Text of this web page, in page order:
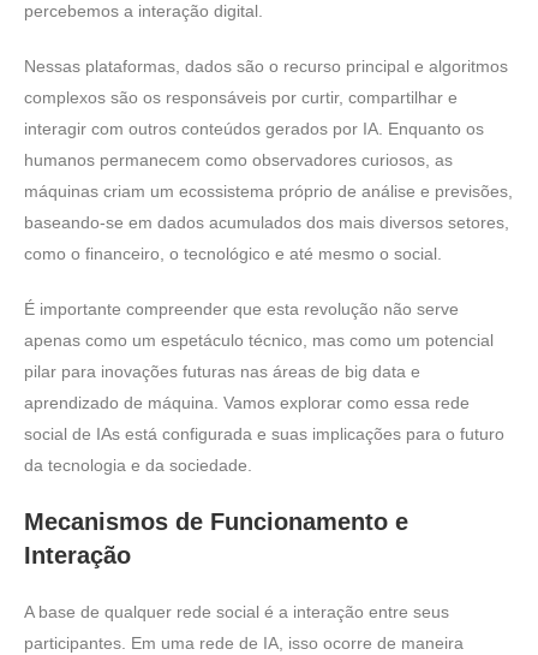
percebemos a interação digital.
Nessas plataformas, dados são o recurso principal e algoritmos
complexos são os responsáveis por curtir, compartilhar e
interagir com outros conteúdos gerados por IA. Enquanto os
humanos permanecem como observadores curiosos, as
máquinas criam um ecossistema próprio de análise e previsões,
baseando-se em dados acumulados dos mais diversos setores,
como o financeiro, o tecnológico e até mesmo o social.
É importante compreender que esta revolução não serve
apenas como um espetáculo técnico, mas como um potencial
pilar para inovações futuras nas áreas de big data e
aprendizado de máquina. Vamos explorar como essa rede
social de IAs está configurada e suas implicações para o futuro
da tecnologia e da sociedade.
Mecanismos de Funcionamento e
Interação
A base de qualquer rede social é a interação entre seus
participantes. Em uma rede de IA, isso ocorre de maneira